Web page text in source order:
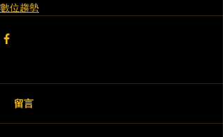
數位趨勢
留言